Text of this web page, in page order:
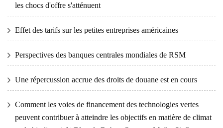
les chocs d'offre s'atténuent
Effet des tarifs sur les petites entreprises américaines
Perspectives des banques centrales mondiales de RSM
Une répercussion accrue des droits de douane est en cours
Comment les voies de financement des technologies vertes
peuvent contribuer à atteindre les objectifs en matière de climat